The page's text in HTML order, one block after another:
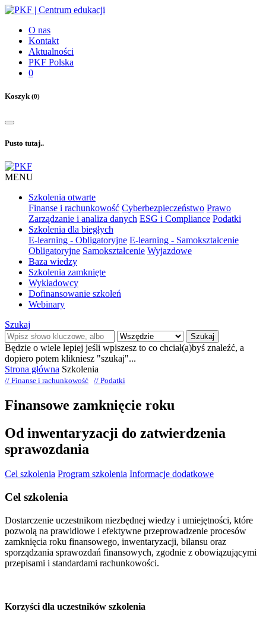
O nas
Kontakt
Aktualności
PKF Polska
0
Koszyk(0)
Pusto tutaj..
MENU
Szkolenia otwarte
Finanse i rachunkowość Cyberbezpieczeństwo Prawo
Zarządzanie i analiza danych ESG i Compliance Podatki
Szkolenia dla biegłych
E-learning - Obligatoryjne E-learning - Samokształcenie
Obligatoryjne Samokształcenie Wyjazdowe
Baza wiedzy
Szkolenia zamknięte
Wykładowcy
Dofinansowanie szkoleń
Webinary
Szukaj
Szukaj
Będzie o wiele lepiej jeśli wpiszesz to co chciał(a)byś znaleźć, a
dopiero potem klikniesz "szukaj"...
Strona główna Szkolenia
// Finanse i rachunkowość // Podatki
Finansowe zamknięcie roku
Od inwentaryzacji do zatwierdzenia
sprawozdania
Cel szkolenia Program szkolenia Informacje dodatkowe
Cel szkolenia
Dostarczenie uczestnikom niezbędnej wiedzy i umiejętności, które
pozwolą na prawidłowe i efektywne przeprowadzenie procesów
zamknięcia roku finansowego, inwentaryzacji, bilansu oraz
sporządzania sprawozdań finansowych, zgodnie z obowiązującymi
przepisami i standardami rachunkowości.
Korzyści dla uczestników szkolenia